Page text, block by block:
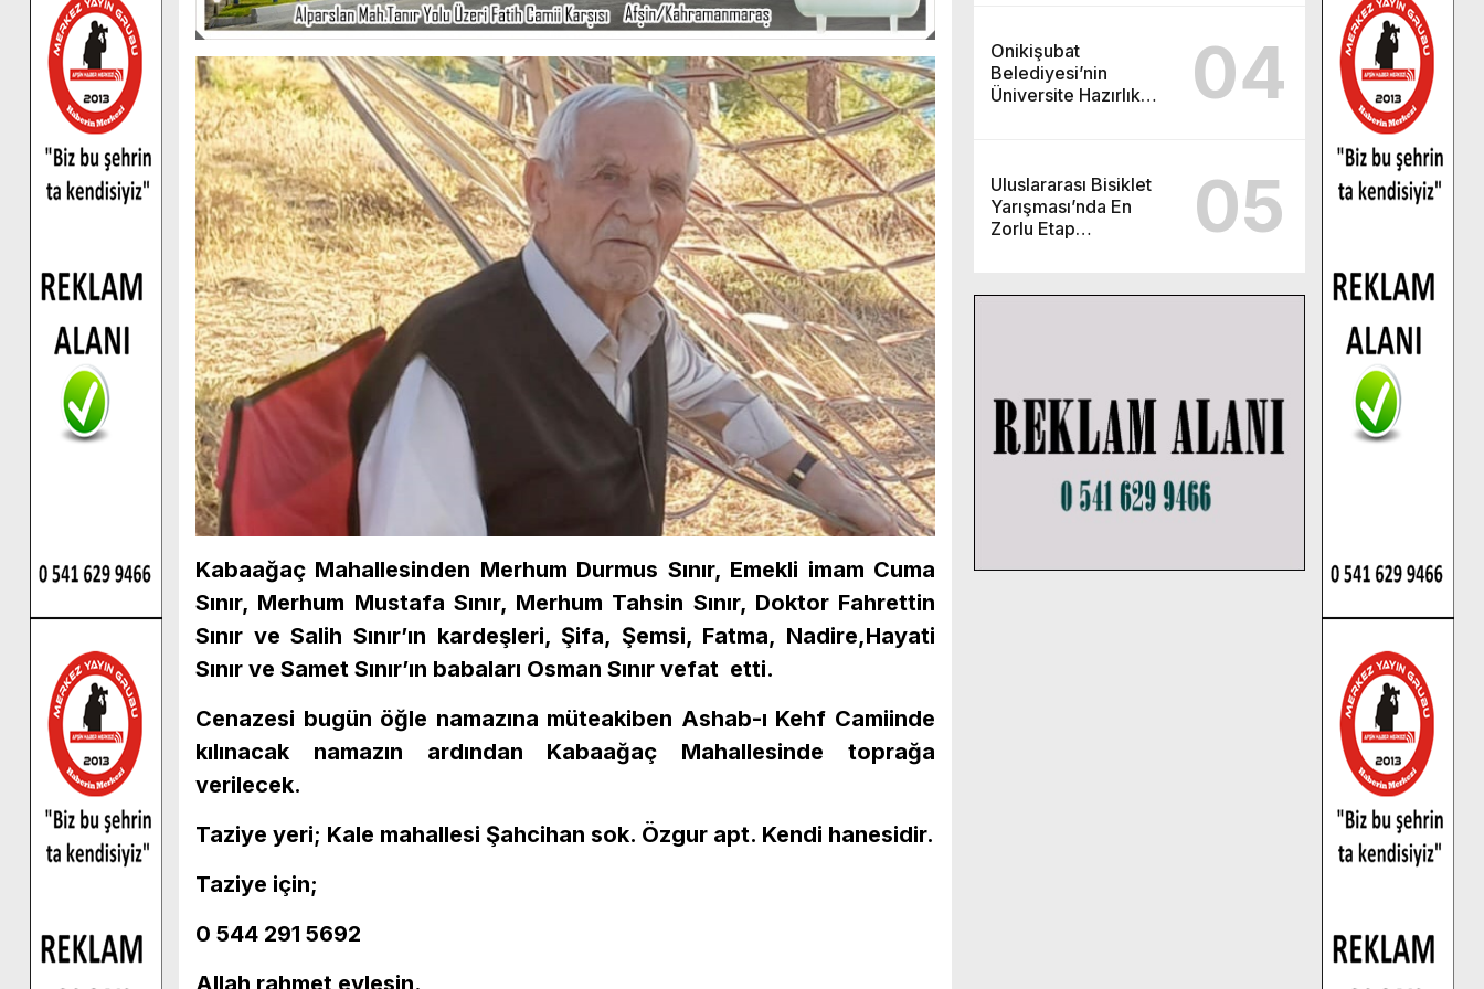
Onikişubat
Belediyesi’nin
Üniversite Hazırlık
04
Uluslararası Bisiklet
Yarışması’nda En
Zorlu Etap
05
Kabaağaç Mahallesinden Merhum Durmus Sınır, Emekli imam Cuma
Sınır, Merhum Mustafa Sınır, Merhum Tahsin Sınır, Doktor Fahrettin
Sınır ve Salih Sınır’ın kardeşleri, Şifa, Şemsi, Fatma, Nadire,Hayati
Sınır ve Samet Sınır’ın babaları Osman Sınır vefat etti.
Cenazesi bugün öğle namazına müteakiben Ashab-ı Kehf Camiinde
kılınacak namazın ardından Kabaağaç Mahallesinde toprağa
verilecek.
Taziye yeri; Kale mahallesi Şahcihan sok. Özgur apt. Kendi hanesidir.
Taziye için;
0 544 291 5692
Allah rahmet eylesin.